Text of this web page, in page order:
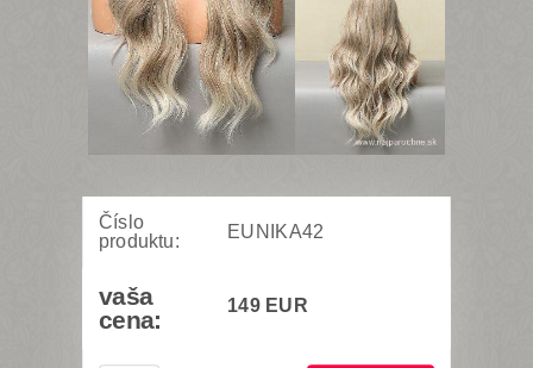
Číslo
produktu:
EUNIKA42
vaša
cena:
149 EUR